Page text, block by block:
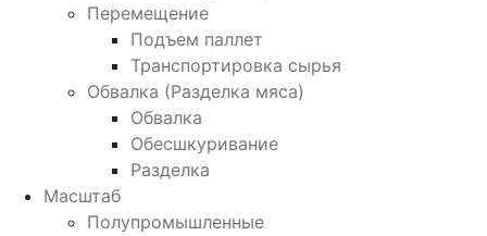
Перемещение
Подъем паллет
Транспортировка сырья
Обвалка (Разделка мяса)
Обвалка
Обесшкуривание
Разделка
Масштаб
Полупромышленные